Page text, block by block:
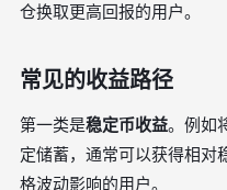
仓换取更高回报的用户。
常见的收益路径
第一类是稳定币收益。例如
定储蓄，通常可以获得相对
格波动影响的用户。